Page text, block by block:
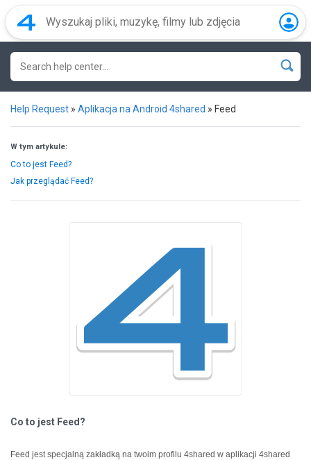
Help Request » Aplikacja na Android 4shared » Feed
W tym artykule:
Co to jest Feed?
Jak przeglądać Feed?
Co to jest Feed?
Feed jest specjalną zakładką na twoim profilu 4shared w aplikacji 4shared